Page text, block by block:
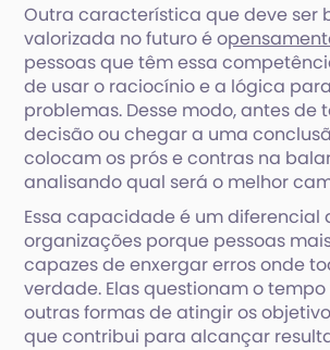
Outra característica que deve ser
valorizada no futuro é o
pessoas que têm essa
de usar o raciocínio e a lógica
problemas. Desse modo, antes de
decisão ou chegar a uma
colocam os prós e contras na
analisando qual será o melhor
Essa capacidade é um diferencial
organizações porque pessoas
capazes de enxergar erros onde
verdade. Elas questionam o
outras formas de atingir os
que contribui para alcançar